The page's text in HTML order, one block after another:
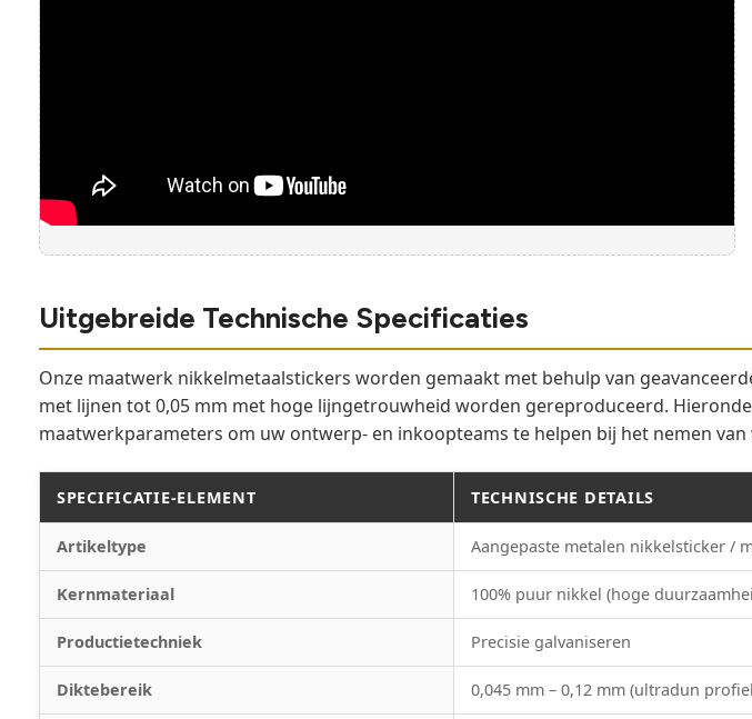
Uitgebreide Technische Specificaties
Onze maatwerk nikkelmetaalstickers worden gemaakt met behulp van
met lijnen tot 0,05 mm met hoge lijngetrouwheid worden gereproduceerd.
maatwerkparameters om uw ontwerp- en inkoopteams te helpen bij het nemen
SPECIFICATIE-ELEMENT TECHNISCHE DETAILS
Artikeltype Aangepaste metalen nikkelsticker /
Kernmateriaal 100% puur nikkel (hoge
Productietechniek Precisie galvaniseren
Diktebereik 0,045 mm – 0,12 mm (ultradun